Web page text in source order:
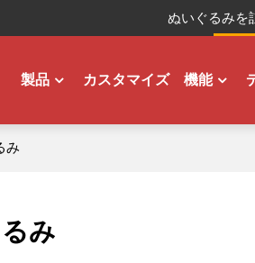
ぬいぐるみを
製品 カスタマイズ 機能
み
み